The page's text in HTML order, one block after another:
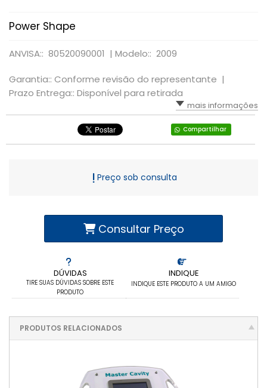
Power Shape
ANVISA:: 80520090001 | Modelo:: 2009
Garantia:: Conforme revisão do representante |
Prazo Entrega:: Disponível para retirada
mais informações
Compartilhar
DÚVIDAS
TIRE SUAS DÚVIDAS SOBRE ESTE
PRODUTO
INDIQUE
INDIQUE ESTE PRODUTO A UM AMIGO
Preço sob consulta
Consultar Preço
PRODUTOS RELACIONADOS